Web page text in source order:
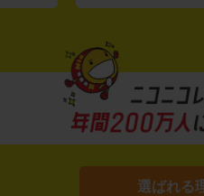
選ばれる